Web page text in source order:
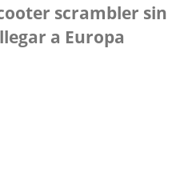
scrambler sin
a Europa